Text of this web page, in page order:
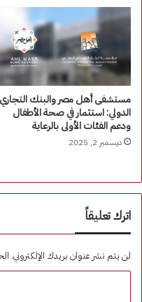
مستشفى أهل مصر والبنك التجاري
الدولي: استثمار في صحة الأطفال
ودعم الفئات الأولى بالرعاية
ديسمبر 2, 2025
اترك تعليقاً
لن يتم نشر عنوان بريدك الإلكتروني.